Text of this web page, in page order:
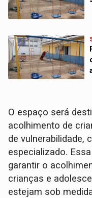
O espaço será
acolhimento de
de vulnerabilidade,
especializado.
garantir o
crianças e
estejam sob